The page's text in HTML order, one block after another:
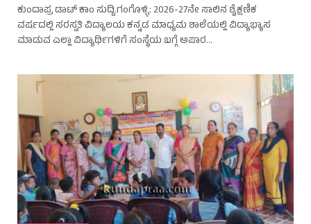
ಕುಂದಾಪ್ರ ಡಾಟ್‌ ಕಾಂ ಸುದ್ದಿ.ಗಂಗೊಳ್ಳಿ: 2026-27ನೇ ಸಾಲಿನ ಶೈಕ್ಷಣಿಕ
ವರ್ಷದಲ್ಲಿ ಸರಸ್ವತಿ ವಿದ್ಯಾಲಯ ಕನ್ನಡ ಮಾಧ್ಯಮ ಶಾಲೆಯಲ್ಲಿ ವಿದ್ಯಾಭ್ಯಾಸ
ಮಾಡುವ ಎಲ್ಲಾ ವಿದ್ಯಾರ್ಥಿಗಳಿಗೆ ಸಂಸ್ಥೆಯ ಬಗ್ಗೆ ಅಪಾರ…